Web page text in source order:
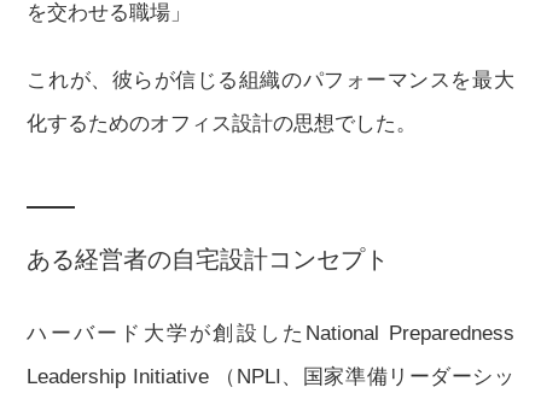
を交わせる職場」
これが、彼らが信じる組織のパフォーマンスを最大
化するためのオフィス設計の思想でした。
ある経営者の自宅設計コンセプト
ハーバード大学が創設したNational Preparedness
Leadership Initiative （NPLI、国家準備リーダーシッ